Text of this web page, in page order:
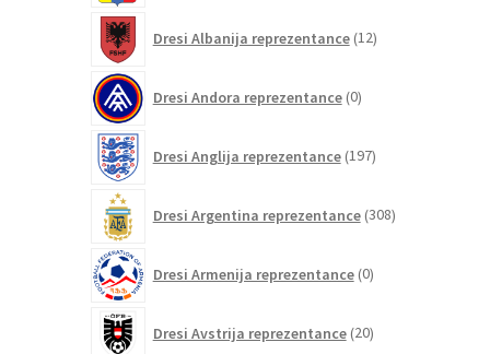
Dresi Albanija reprezentance 12izdelkov
Dresi Andora reprezentance 0izdelkov
Dresi Anglija reprezentance 197izdelkov
Dresi Argentina reprezentance 308izdelkov
Dresi Armenija reprezentance 0izdelkov
Dresi Avstrija reprezentance 20izdelkov